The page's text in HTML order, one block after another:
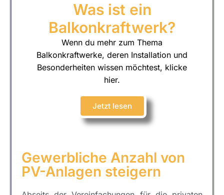
Was ist ein
Balkonkraftwerk?
Wenn du mehr zum Thema
Balkonkraftwerke, deren Installation und
Besonderheiten wissen möchtest, klicke
hier.
Jetzt lesen
Gewerbliche Anzahl von
PV-Anlagen steigern